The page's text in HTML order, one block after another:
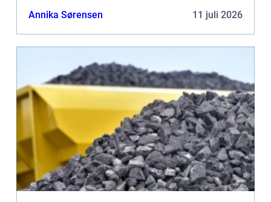
Annika Sørensen 11 juli 2026